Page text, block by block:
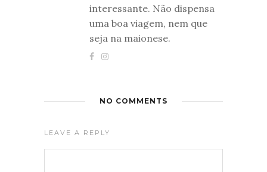
interessante. Não dispensa
uma boa viagem, nem que
seja na maionese.
NO COMMENTS
LEAVE A REPLY